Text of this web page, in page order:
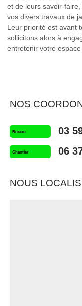
et de leurs savoir-faire,
vos divers travaux de
Leur priorité est avant
sollicitons alors à
entretenir votre espace
NOS
Bureau 03
Chantier 06
NOUS